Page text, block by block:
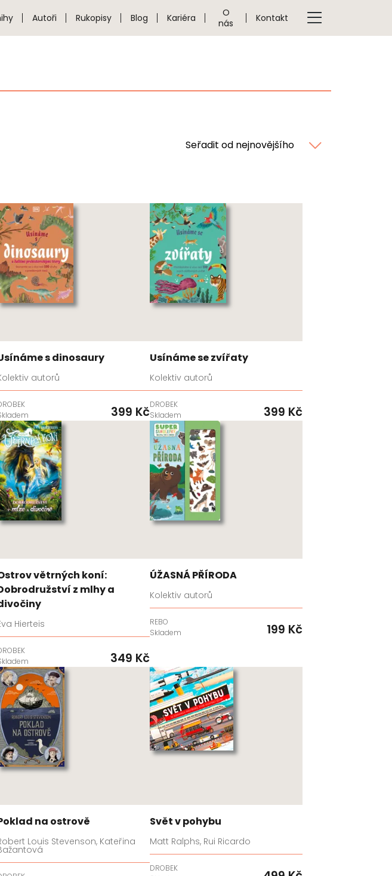
Autoři Rukopisy Blog Kariéra
O
nás
Kontakt
Seřadit od nejnovějšího
s dinosaury
autorů
399 Kč
Usínáme se zvířaty
Kolektiv autorů
DROBEK
Skladem
399 Kč
větrných koní:
z mlhy a
Hierteis
349 Kč
ÚŽASNÁ PŘÍRODA
Kolektiv autorů
REBO
Skladem
199 Kč
na ostrově
Louis Stevenson, Kateřina
Svět v pohybu
Matt Ralphs, Rui Ricardo
DROBEK